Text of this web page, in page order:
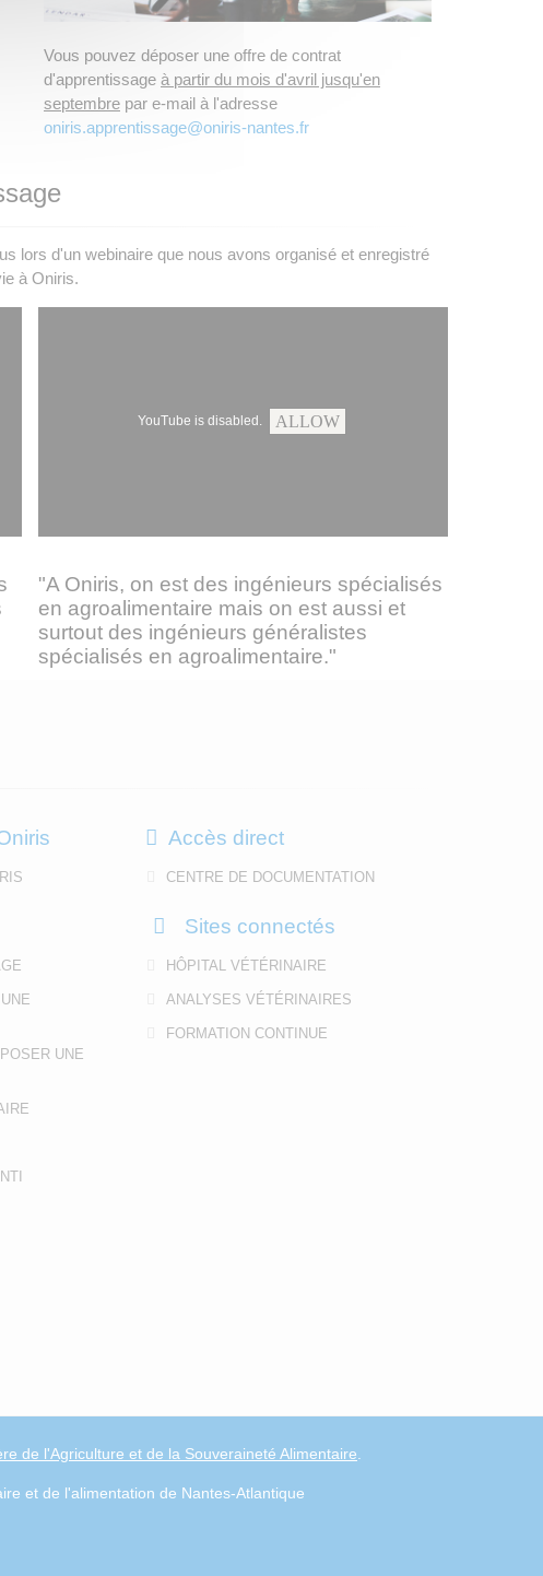
Vous pouvez déposer une offre de contrat
d'apprentissage à partir du mois d'avril jusqu'en
septembre par e-mail à l'adresse
oniris.apprentissage@oniris-nantes.fr
lors d'un webinaire que nous avons organisé et enregistré
à Oniris.
YouTube is disabled. ALLOW
"A Oniris, on est des ingénieurs spécialisés
en agroalimentaire mais on est aussi et
surtout des ingénieurs généralistes
spécialisés en agroalimentaire."
UNE
Accès direct
CENTRE DE DOCUMENTATION
Sites connectés
HÔPITAL VÉTÉRINAIRE
ANALYSES VÉTÉRINAIRES
FORMATION CONTINUE
de l'Agriculture et de la Souveraineté Alimentaire
et de l'alimentation de Nantes-Atlantique